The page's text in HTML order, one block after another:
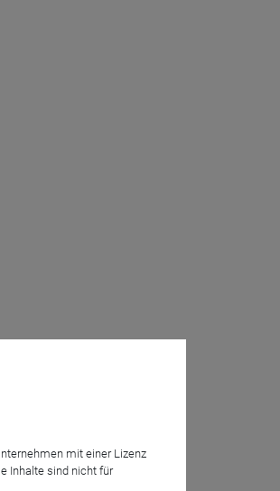
mit einer Lizenz
Inhalte sind nicht für